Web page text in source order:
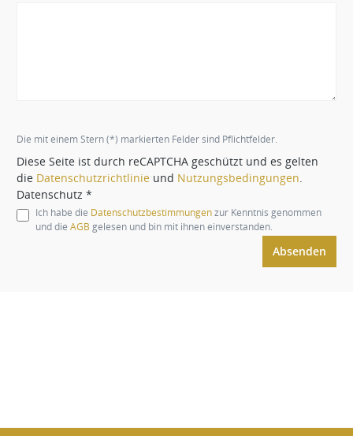
Die mit einem Stern (*) markierten Felder sind Pflichtfelder.
Diese Seite ist durch reCAPTCHA geschützt und es gelten
die Datenschutzrichtlinie und Nutzungsbedingungen
Datenschutz *
Ich habe die Datenschutzbestimmungenzur Kenntnis genommen
und die AGB gelesen und bin mit ihnen einverstanden.
Absenden